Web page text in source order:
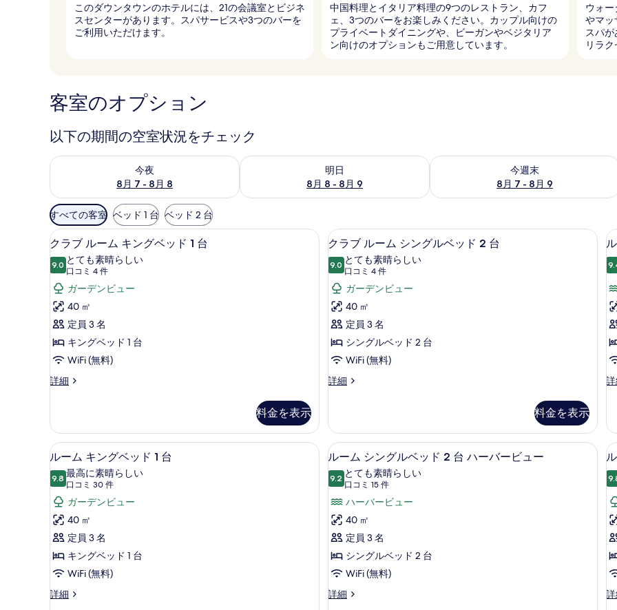
このダウンタウンのホテルには、21の会議室とビジネ
スセンターがあります。スパサービスや3つのバーを
ご利用いただけます。
中国料理とイタリア料理の9つのレストラン、カフ
ェ、3つのバーをお楽しみください。カップル向けの
プライベートダイニングや、ビーガンやベジタリア
ン向けのオプションもご用意しています。
ウォ
やマッ
スパ
リラ
客室のオプション
以下の期間の空室状況をチェック
今夜
8月 7 - 8月 8
今夜 8月 7 - 8月 8 の空室状況をチェック
明日
8月 8 - 8月 9
明日 8月 8 - 8月 9 の空室状況をチェック
今週末
8月 7 - 8月 9
今週末 8月 7 - 8月 9 の空室状況をチ
利
用
可
能
な
客
室
の
絞
り
込
み
すべての客室 ベッド 1 台 ベッド 2 台
ク
ラ
ブ
ル
ー
ム
キ
ン
グ
ド
1
台
の
す
べ
て
の
写
真
高級寝具、ミニバー、セーフティボックス (室内)、デスク
11
クラブ ルーム キングベッド 1 台
9.010 点中 9.0
とても素晴らしい
口コミ 4 件
(口
コ
ミ
4
件)
ガーデンビュー
40 ㎡
定員 3 名
キングベッド 1 台
WiFi (無料)
詳細
ク
ー
ム
キ
グ
ッ
ド
台
の
細
料金を表示
ク
ラ
ブ
ル
ー
ム
シ
ン
グ
ッ
ド
2
台
の
す
べ
て
の
写
高級寝具、ミニバー、セーフティボ
11
クラブ ルーム シングルベッド 2 台
9.010 点中 9.0
とても素晴らしい
口コミ 4 件
(口
コ
ミ
4
件)
ガーデンビュー
40 ㎡
定員 3 名
シングルベッド 2 台
WiFi (無料)
詳細
ク
ー
ム
シ
グ
ベ
ッ
ド
2
台
詳
細
料金を表示
ル
ン
グ
ベ
ド
台
ハ
ー
バ
ー
ュ
ー
の
ル
ー
ム
キ
ン
グ
ベ
ッ
ド
高級寝具、ミニバー、セーフティボックス (室内)、デスク
5
ルーム キングベッド 1 台
9.810 点中 9.8
最高に素晴らしい
口コミ 30 件
(口
コ
ミ
30
件)
ガーデンビュー
40 ㎡
定員 3 名
キングベッド 1 台
WiFi (無料)
詳細
ル
ル
ー
ム
シ
ン
グ
ル
ベ
ッ
高級寝具、ミニバー、セーフティボ
5
ルーム シングルベッド 2 台 ハーバービュー
9.210 点中 9.2
とても素晴らしい
口コミ 15 件
(口
コ
ミ
15
件)
ハーバービュー
40 ㎡
定員 3 名
シングルベッド 2 台
WiFi (無料)
詳細
ル
ル